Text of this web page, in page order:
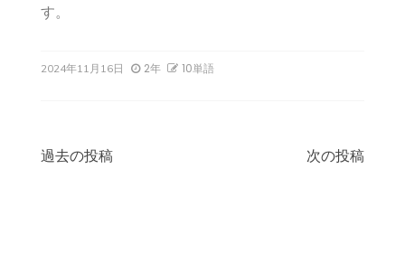
す。
2024年11月16日 2年 10単語
投
過去の投稿 次の投稿